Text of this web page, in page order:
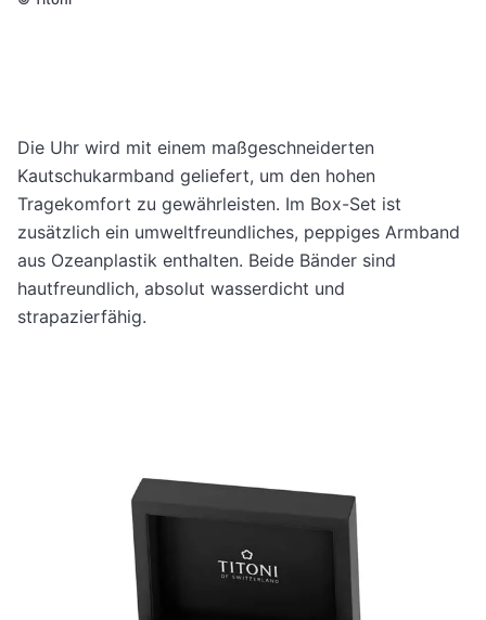
Die Uhr wird mit einem maßgeschneiderten
Kautschukarmband geliefert, um den hohen
Tragekomfort zu gewährleisten. Im Box-Set ist
zusätzlich ein umweltfreundliches, peppiges Armband
aus Ozeanplastik enthalten. Beide Bänder sind
hautfreundlich, absolut wasserdicht und
strapazierfähig.